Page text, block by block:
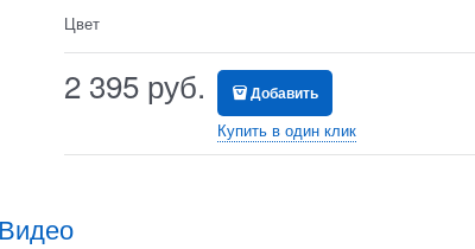
Цвет
2 395 руб. Добавить
Купить в один клик
Видео